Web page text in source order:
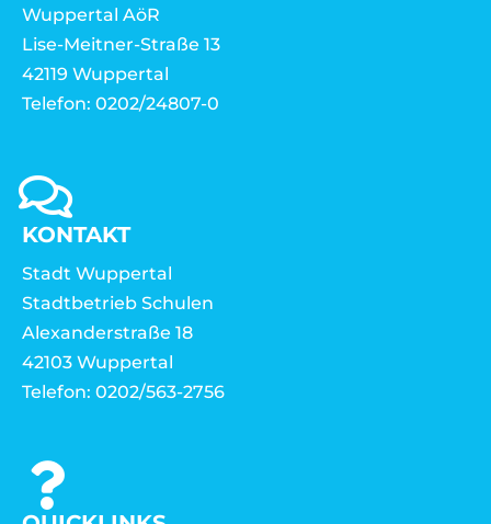
Wuppertal AöR
Lise-Meitner-Straße 13
42119 Wuppertal
Telefon: 0202/24807-0
KONTAKT
Stadt Wuppertal
Stadtbetrieb Schulen
Alexanderstraße 18
42103 Wuppertal
Telefon: 0202/563-2756